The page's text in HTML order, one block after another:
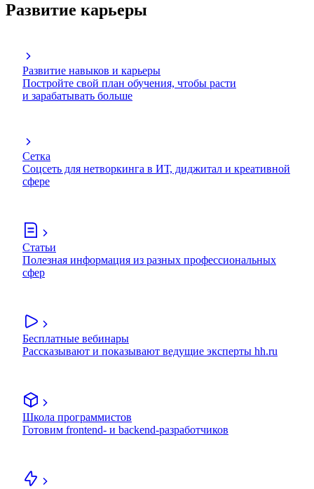
Развитие карьеры
Развитие навыков и карьеры
Постройте свой план обучения, чтобы расти
и зарабатывать больше
Сетка
Соцсеть для нетворкинга в ИТ, диджитал и креативной
сфере
Статьи
Полезная информация из разных профессиональных
сфер
Бесплатные вебинары
Рассказывают и показывают ведущие эксперты hh.ru
Школа программистов
Готовим frontend- и backend-разработчиков